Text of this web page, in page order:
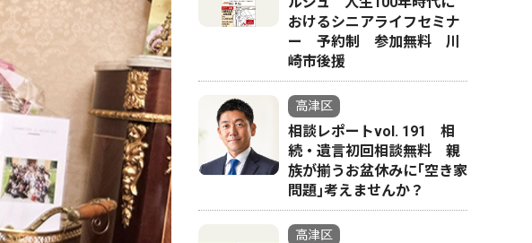
おけるシニアライフセミナ
ー 予約制 参加無料 川
崎市後援
高津区
相談レポートvol. 191 相
続・遺言初回相談無料 親
族が揃うお盆休みに｢空き家
問題｣考えませんか？
高津区